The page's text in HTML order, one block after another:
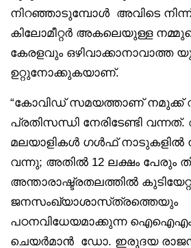
നിറഞ്ഞാടുമ്പോൾ അവിടെ നിന്ന്
കിലോമീറ്റർ അകലെയുള്ള
കേരളവും ഒഴിവാക്കാനാവാത്ത
ഉറ്റുനോക്കുകയാണ്.
“കോവിഡ് സമയത്താണ് നമുക്ക്
പ്രതിസന്ധി നേരിടേണ്ടി
മലയാളികൾ ഗൾഫ് നാടുകളിൽ
വന്നു; അതിൽ 12 ലക്ഷം പേരും
അന്താരാഷ്ട്രതലത്തിൽ
ജനസംഖ്യാശാസ്‌ത്രത്തെയും
പഠനവിധേയമാക്കുന്ന
ചെയർമാൻ ഡോ. ഇരുദയ